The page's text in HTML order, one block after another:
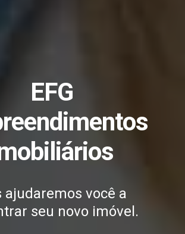
EFG
ajudaremos você a
seu novo imóvel.